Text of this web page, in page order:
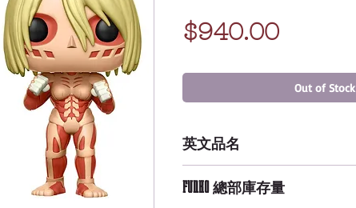
$940.00Price
Out of Stock
英文品名
FUNKO 總部庫存量